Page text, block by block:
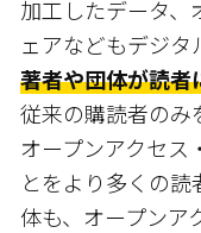
加工したデータ、
ェアなどもデジタ
著者や団体が読者
従来の購読者のみ
オープンアクセス
とをより多くの
体も、オープンア